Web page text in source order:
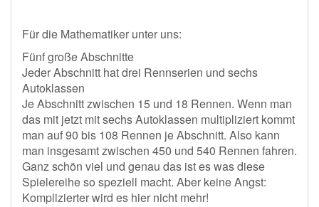
Für die Mathematiker unter uns:
Fünf große Abschnitte
Jeder Abschnitt hat drei Rennserien und sechs
Autoklassen
Je Abschnitt zwischen 15 und 18 Rennen. Wenn man
das mit jetzt mit sechs Autoklassen multipliziert kommt
man auf 90 bis 108 Rennen je Abschnitt. Also kann
man insgesamt zwischen 450 und 540 Rennen fahren.
Ganz schön viel und genau das ist es was diese
Spielereihe so speziell macht. Aber keine Angst:
Komplizierter wird es hier nicht mehr!